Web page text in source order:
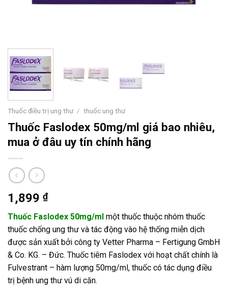
Thuốc điều trị ung thư / thuốc ung thư
Thuốc Faslodex 50mg/ml giá bao nhiêu,
mua ở đâu uy tín chính hãng
1,899 ₫
Thuốc Faslodex 50mg/ml một thuốc thuộc nhóm thuốc
thuốc chống ung thư và tác động vào hệ thống miễn dịch
được sản xuất bởi công ty Vetter Pharma – Fertigung GmbH
& Co. KG. – Đức. Thuốc tiêm Faslodex với hoạt chất chính là
Fulvestrant – hàm lượng 50mg/ml, thuốc có tác dụng điều
trị bệnh ung thư vú di căn.